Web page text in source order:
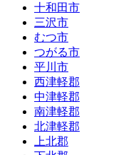
十和田市
三沢市
むつ市
つがる市
平川市
西津軽郡
中津軽郡
南津軽郡
北津軽郡
上北郡